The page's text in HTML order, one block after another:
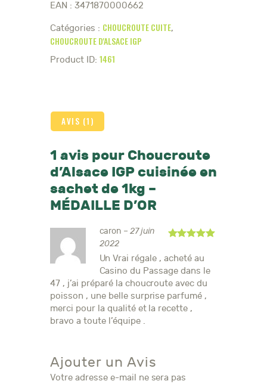
EAN : 3471870000662
Catégories : CHOUCROUTE CUITE,
CHOUCROUTE D'ALSACE IGP
Product ID: 1461
AVIS (1)
1 avis pour Choucroute
d’Alsace IGP cuisinée en
sachet de 1kg –
MÉDAILLE D’OR
sur 5
caron – 27 juin
2022
Un Vrai régale , acheté au
Casino du Passage dans le
47 , j’ai préparé la choucroute avec du
poisson , une belle surprise parfumé ,
merci pour la qualité et la recette ,
bravo a toute l’équipe .
Ajouter un Avis
Votre adresse e-mail ne sera pas